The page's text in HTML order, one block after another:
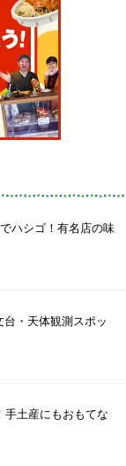
ハシゴ！有名店の味
・天体観測スポッ
手土産にもおもてな